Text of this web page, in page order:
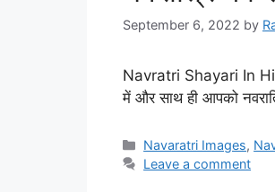
September 6, 2022 by
Navratri Shayari In
में और साथ ही आपको
Categories
Navaratri Images,
Leave a comment